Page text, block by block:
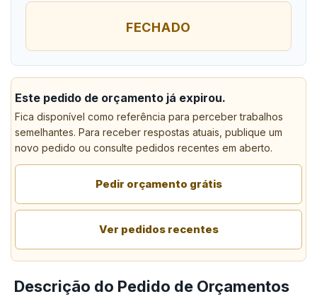
FECHADO
Este pedido de orçamento já expirou.
Fica disponível como referência para perceber trabalhos
semelhantes. Para receber respostas atuais, publique um
novo pedido ou consulte pedidos recentes em aberto.
Pedir orçamento grátis
Ver pedidos recentes
Descrição do Pedido de Orçamentos